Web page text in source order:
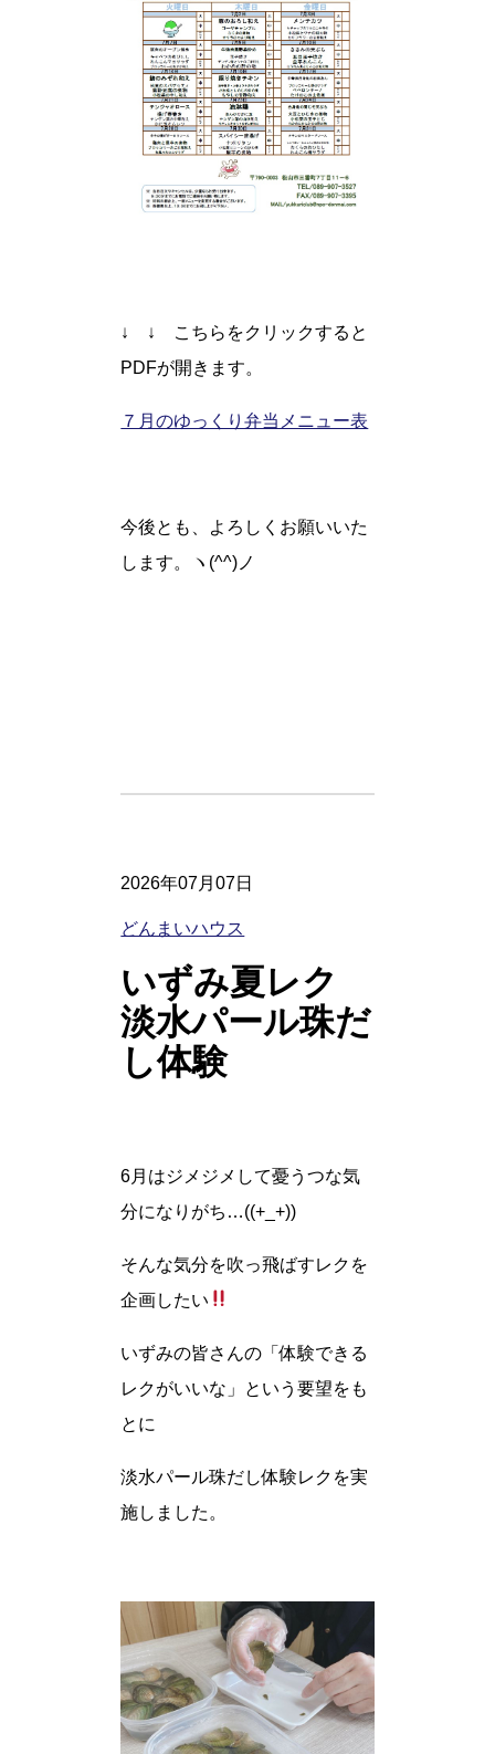
↓ ↓ こちらをクリックすると
PDFが開きます。
７月のゆっくり弁当メニュー表
今後とも、よろしくお願いいた
します。ヽ(^^)ノ
2026年07月07日
どんまいハウス
いずみ夏レク
淡水パール珠だ
し体験
6月はジメジメして憂うつな気
分になりがち…((+_+))
そんな気分を吹っ飛ばすレクを
企画したい
いずみの皆さんの「体験できる
レクがいいな」という要望をも
とに
淡水パール珠だし体験レクを実
施しました。